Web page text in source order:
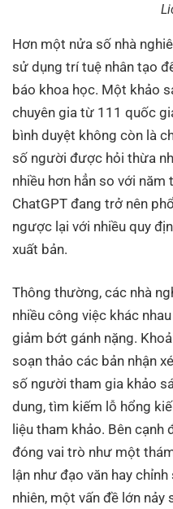
Hơn một nửa số nhà
sử dụng trí tuệ nhân tạo
báo khoa học. Một khảo
chuyên gia từ 111 quốc
bình duyệt không còn là
số người được hỏi thừa
nhiều hơn hẳn so với
ChatGPT đang trở nên
ngược lại với nhiều quy
xuất bản.
Thông thường, các nhà
nhiều công việc khác
giảm bớt gánh nặng.
soạn thảo các bản nhận
số người tham gia khảo
dung, tìm kiếm lỗ hổng
liệu tham khảo. Bên cạnh
đóng vai trò như một
lận như đạo văn hay
nhiên, một vấn đề lớn